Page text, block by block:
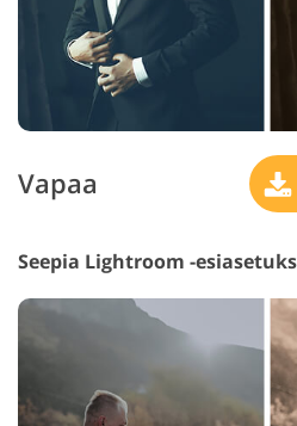
Vapaa
Seepia Lightroom -